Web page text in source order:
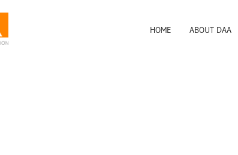
HOME ABOUT DAA